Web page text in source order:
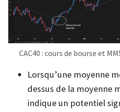
CAC40 : cours de bourse et
Lorsqu’une moyenne
dessus de la moyenne
indique un potentiel